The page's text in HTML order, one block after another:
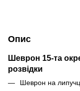
Опис
Шеврон 15-та
розвідки
Шеврон на